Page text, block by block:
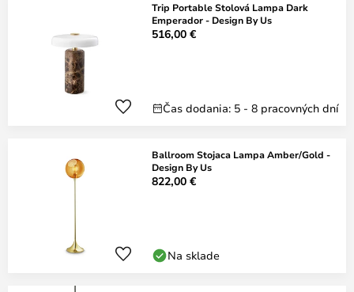
Trip Portable Stolová Lampa Dark
Emperador - Design By Us
516,00 €
Čas dodania: 5 - 8 pracovných dní
Ballroom Stojaca Lampa Amber/Gold -
Design By Us
822,00 €
Na sklade